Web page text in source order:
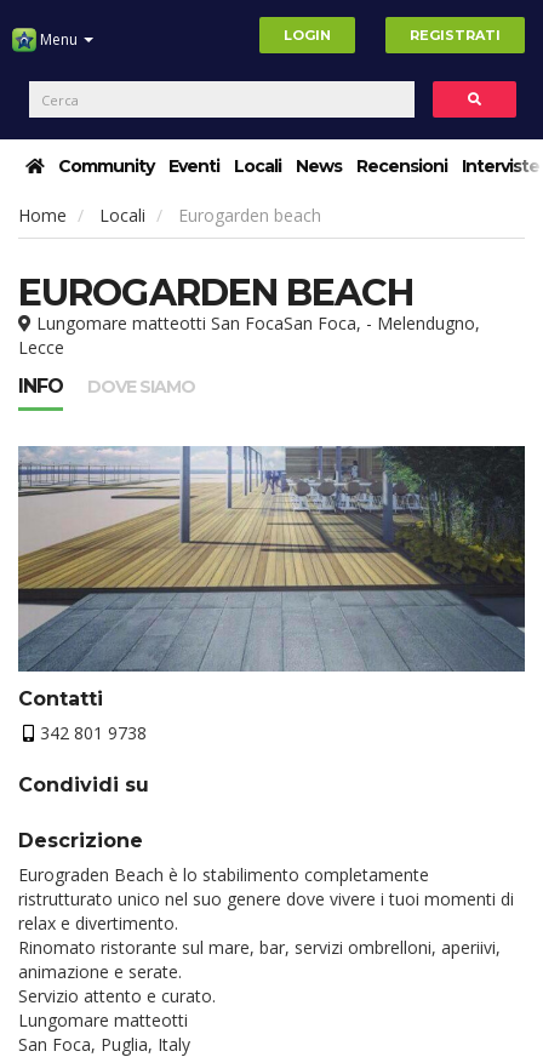
Menu LOGIN REGISTRATI
Community Eventi Locali News Recensioni Interviste
Home Locali Eurogarden beach
EUROGARDEN BEACH
Lungomare matteotti San FocaSan Foca, - Melendugno,
Lecce
INFO
DOVE SIAMO
Contatti
342 801 9738
Condividi su
Descrizione
Eurograden Beach è lo stabilimento completamente
ristrutturato unico nel suo genere dove vivere i tuoi momenti di
relax e divertimento.
Rinomato ristorante sul mare, bar, servizi ombrelloni, aperiivi,
animazione e serate.
Servizio attento e curato.
Lungomare matteotti
San Foca, Puglia, Italy